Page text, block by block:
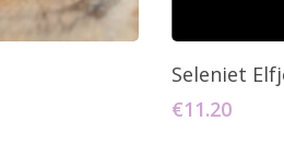
Seleniet
€11.20